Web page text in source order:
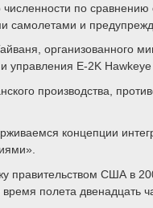
по
самолетами и
организованного
E-2K
производства,
концепции
правительством США в
полета двенадцать